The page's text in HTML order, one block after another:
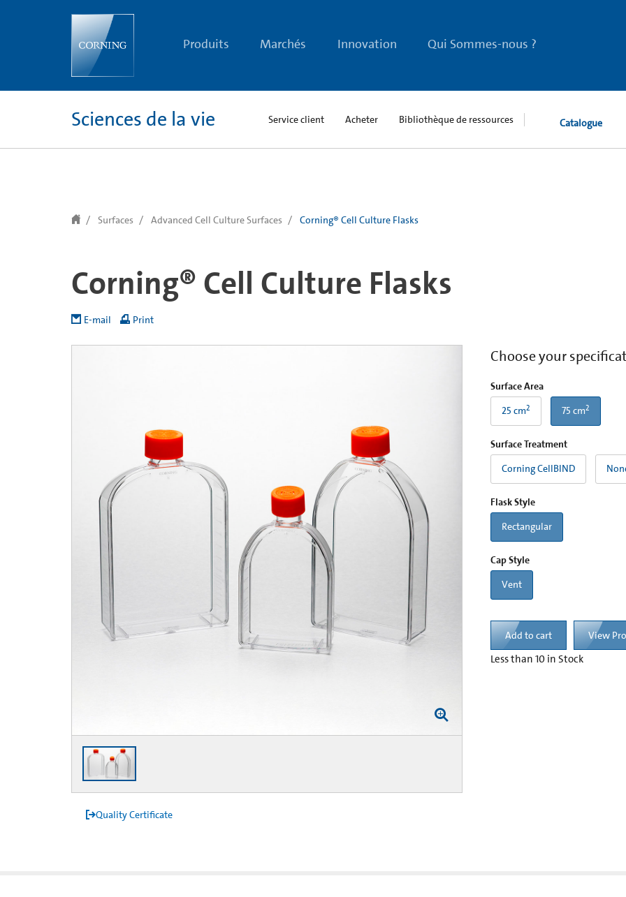
Produits Marchés Innovation Qui Sommes-nous ?
Sciences de la vie Service client Acheter Bibliothèque de ressources Catalogue
Surfaces Advanced Cell Culture Surfaces Corning® Cell Culture Flasks
Corning® Cell Culture Flasks
E-mail Print
Quality Certificate
Choose your
Surface Area
25 cm2 75 cm2
Surface Treatment
Corning CellBIND
Flask Style
Rectangular
Cap Style
Vent
Add to cart View
Less than 10 in Stock